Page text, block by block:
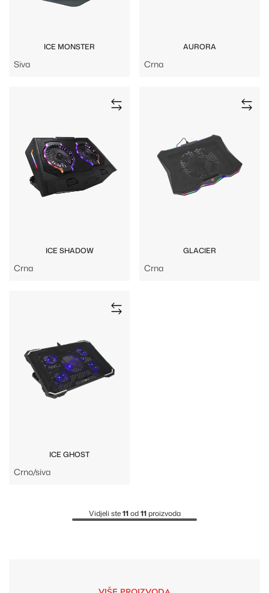
ICE MONSTER
Siva
AURORA
Crna
ICE SHADOW
Crna
GLACIER
Crna
ICE GHOST
Crno/siva
Vidjeli ste11od11proizvoda